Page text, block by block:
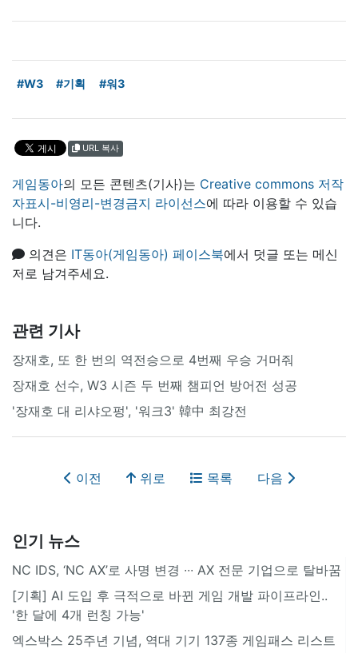
#W3 #기획 #워3
URL 복사
게임동아의 모든 콘텐츠(기사)는 Creative commons 저작
자표시-비영리-변경금지 라이선스에 따라 이용할 수 있습
니다.
의견은 IT동아(게임동아) 페이스북에서 덧글 또는 메신
저로 남겨주세요.
관련 기사
장재호, 또 한 번의 역전승으로 4번째 우승 거머줘
장재호 선수, W3 시즌 두 번째 챔피언 방어전 성공
'장재호 대 리샤오펑', '워크3' 韓中 최강전
이전 위로 목록 다음
인기 뉴스
NC IDS, ‘NC AX’로 사명 변경 ∙∙∙ AX 전문 기업으로 탈바꿈
[기획] AI 도입 후 극적으로 바뀐 게임 개발 파이프라인..
'한 달에 4개 런칭 가능'
엑스박스 25주년 기념, 역대 기기 137종 게임패스 리스트